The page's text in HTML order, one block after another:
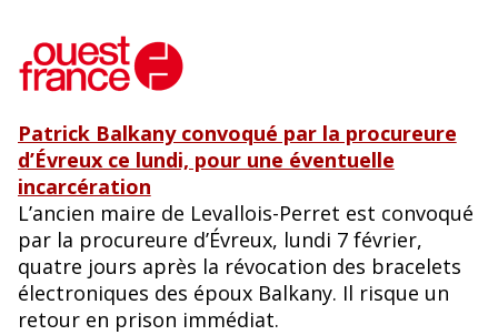
Patrick Balkany convoqué par la procureure
d’Évreux ce lundi, pour une éventuelle
incarcération
L’ancien maire de Levallois-Perret est convoqué
par la procureure d’Évreux, lundi 7 février,
quatre jours après la révocation des bracelets
électroniques des époux Balkany. Il risque un
retour en prison immédiat.